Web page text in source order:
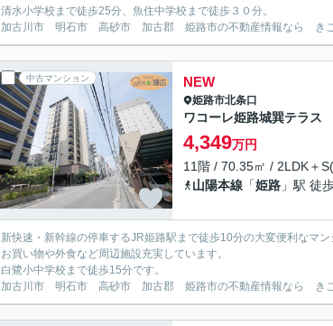
清水小学校まで徒歩25分、魚住中学校まで徒歩３０分。
加古川市 明石市 高砂市 加古郡 姫路市の不動産情報なら き
中古マンション NEW
姫路市北条口
ワコーレ姫路城巽テラス
4,349万円
11階 / 70.35㎡ / 2LDK＋
山陽本線 「姫路 」駅 徒
新快速・新幹線の停車するJR姫路駅まで徒歩10分の大変便利なマン
お買い物や外食など周辺施設充実しています。
白鷺小中学校まで徒歩15分です。
加古川市 明石市 高砂市 加古郡 姫路市の不動産情報なら き